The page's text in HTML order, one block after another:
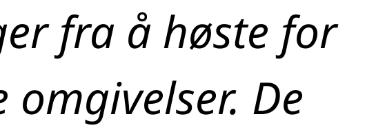
fra å høste for
De